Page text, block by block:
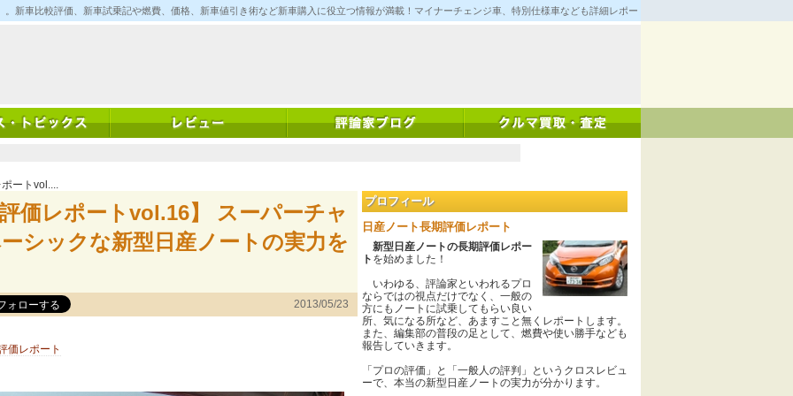
新車比較評価、新車試乗記や燃費、価格、新車値引き術など新車購入に役立つ情報が満載！マイナーチェンジ車、特別仕様車なども詳細レポート！
ートvol....
価レポートvol.16】 スーパーチャ
シックな新型日産ノートの実力を
2013/05/23
価レポート
プロフィール
日産ノート長期評価レポート
新型日産ノートの長期評価レポー
ト を始めました！
いわゆる、評論家といわれるプロ
ならではの視点だけでなく、一般の
方にもノートに試乗してもらい良い
所、気になる所など、あますこと無くレポートします。
また、編集部の普段の足として、燃費や使い勝手なども
報告していきます。
「プロの評価」と「一般人の評判」というクロスレビュ
ーで、本当の新型日産ノートの実力が分かります。